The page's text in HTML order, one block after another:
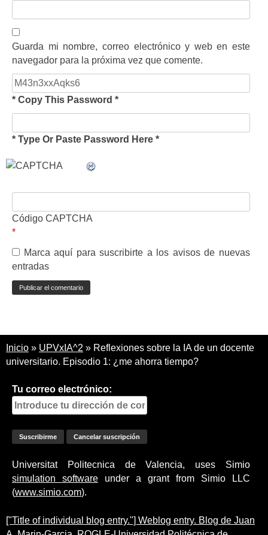
Guarda mi nombre, correo electrónico y web en este
navegador para la próxima vez que comente.
* Copy This Password *
* Type Or Paste Password Here *
Código CAPTCHA
*
Marca aquí para suscribirte a los avisos de nuevas
entradas
Inicio » UPVxIA^2 » Reflexiones sobre la IA de un docente
universitario. Episodio 1: ¿me ahorra tiempo?
Tu correo electrónico:
Universitat Politecnica de Valencia, uses Simio
simulation software under a grant from Simio LLC
(www.simio.com).
["Title of individual blog entry."] Weblog entry. Blog de Juan